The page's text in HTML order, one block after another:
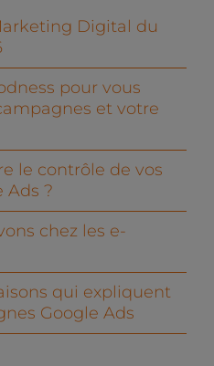
Digital du
pour vous
et votre
le contrôle de vos
Ads ?
chez les e-
qui expliquent
Google Ads